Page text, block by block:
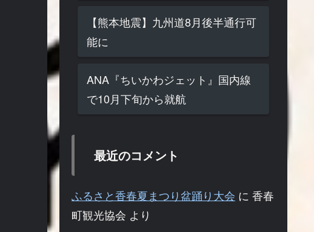
【熊本地震】九州道8月後半通行可
能に
ANA『ちいかわジェット』国内線
で10月下旬から就航
最近のコメント
ふるさと香春夏まつり盆踊り大会 に 香春
町観光協会 より